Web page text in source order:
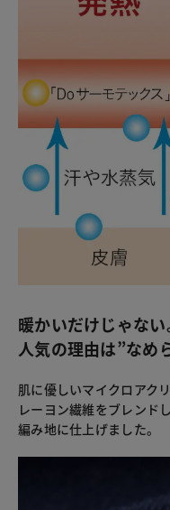
暖かいだけじゃない
人気の理由は”なめ
肌に優しいマイクロアク
レーヨン繊維をブレンド
編み地に仕上げました。